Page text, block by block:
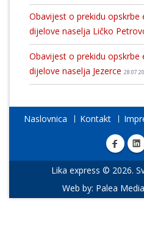
Obavijest o prekidu
dijelove naselja Ličko
Obavijest o prekidu
dijelove naselja Jezerce
Naslovnica Kontakt
Lika express © 2026.
Web by: Palea Media